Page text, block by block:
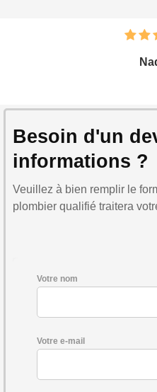
Besoin d'un
informations ?
Veuillez à bien remplir le
plombier qualifié traitera
Votre nom
Votre e-mail